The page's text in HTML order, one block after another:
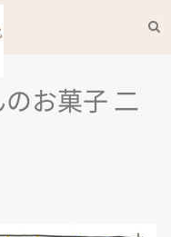
お菓子 二